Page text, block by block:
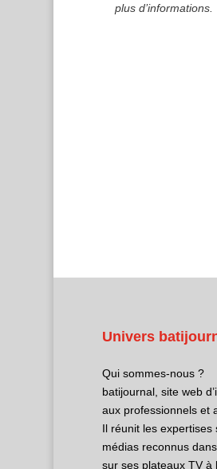
plus d’informations.
Univers
Qui sommes-nous ?
batijournal, site web
aux professionnels et
Il réunit les expertises
médias reconnus
sur ses plateaux TV à